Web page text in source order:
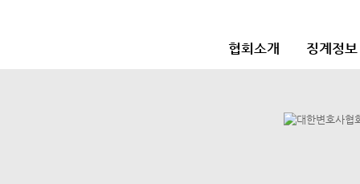
협회소개 징계정